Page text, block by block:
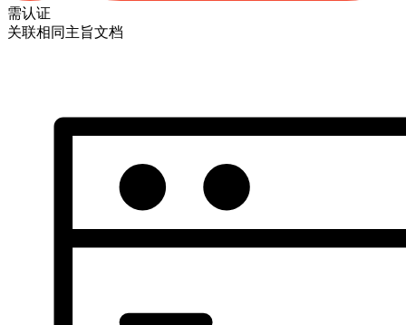
需认证
关联相同主旨文档